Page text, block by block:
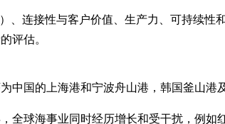
、连接性与客户价值、生产力、可持续
评估。
中国的上海港和宁波舟山港，韩国釜山港
全球海事业同时经历增长和受干扰，例